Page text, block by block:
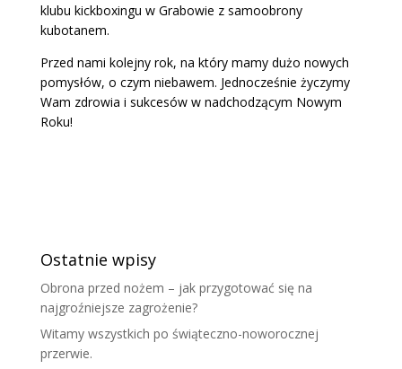
klubu kickboxingu w Grabowie z samoobrony
kubotanem.
Przed nami kolejny rok, na który mamy dużo nowych
pomysłów, o czym niebawem. Jednocześnie życzymy
Wam zdrowia i sukcesów w nadchodzącym Nowym
Roku!
Ostatnie wpisy
Obrona przed nożem – jak przygotować się na
najgroźniejsze zagrożenie?
Witamy wszystkich po świąteczno-noworocznej
przerwie.